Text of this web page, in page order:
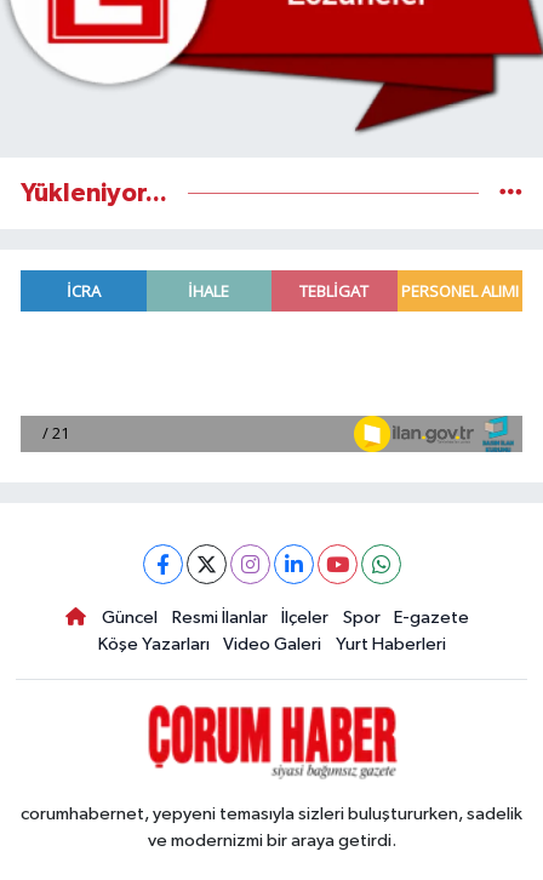
Yükleniyor...
Güncel Resmi İlanlar İlçeler Spor
E-gazete
Köşe Yazarları
Video Galeri Yurt Haberleri
corumhabernet, yepyeni temasıyla sizleri buluştururken, sadelik
ve modernizmi bir araya getirdi.